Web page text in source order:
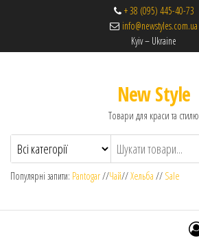
+ 38 (095) 445-40-73
info@newstyles.com.ua
Kyiv – Ukraine
New Style
Товари для краси та стилю
Популярні запити: Pantogar//Чай//Хельба // Sale